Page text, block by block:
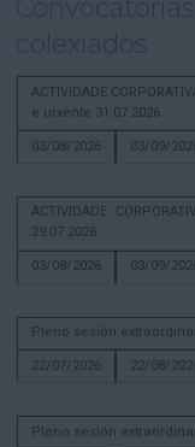
colexiados
ACTIVIDADE
e urxente 31.07.2026
03/08/2026
03/09/
ACTIVIDADE
29.07.2026
03/08/2026
03/09/
Pleno sesión
22/07/2026
22/08/
Pleno sesión